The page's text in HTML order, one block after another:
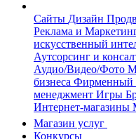
Сайты Дизайн
Реклама и
искусственный
Аутсорсинг и
Аудио/Видео/Фото
бизнеса Фирменный
менеджмент Игры
Интернет-магазины
Магазин услуг
Конкурсы